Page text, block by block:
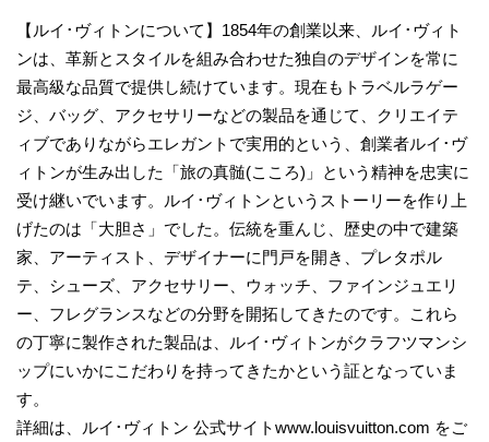
【ルイ･ヴィトンについて】1854年の創業以来、ルイ･ヴィト
ンは、革新とスタイルを組み合わせた独自のデザインを常に
最高級な品質で提供し続けています。現在もトラベルラゲー
ジ、バッグ、アクセサリーなどの製品を通じて、クリエイテ
ィブでありながらエレガントで実用的という、創業者ルイ･ヴ
ィトンが生み出した「旅の真髄(こころ)」という精神を忠実に
受け継いでいます。ルイ･ヴィトンというストーリーを作り上
げたのは「大胆さ」でした。伝統を重んじ、歴史の中で建築
家、アーティスト、デザイナーに門戸を開き、プレタポル
テ、シューズ、アクセサリー、ウォッチ、ファインジュエリ
ー、フレグランスなどの分野を開拓してきたのです。これら
の丁寧に製作された製品は、ルイ･ヴィトンがクラフツマンシ
ップにいかにこだわりを持ってきたかという証となっていま
す。
詳細は、ルイ･ヴィトン 公式サイトwww.louisvuitton.com をご